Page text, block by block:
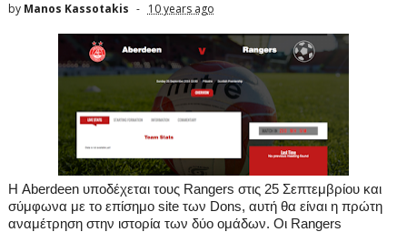
by Manos Kassotakis 10 years ago
Η Aberdeen υποδέχεται τους Rangers στις 25 Σεπτεμβρίου και
σύμφωνα με το επίσημο site των Dons, αυτή θα είναι η πρώτη
αναμέτρηση στην ιστορία των δύο ομάδων. Oι Rangers